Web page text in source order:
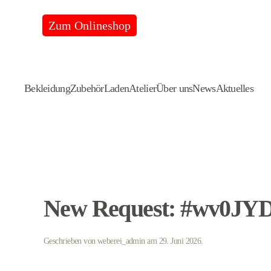
Skip
content
Zum Onlineshop
BekleidungZubehörLadenAtelierÜber unsNewsAktuelles
New Request:
Geschrieben vonweberei_adminam 29. Juni 2026.